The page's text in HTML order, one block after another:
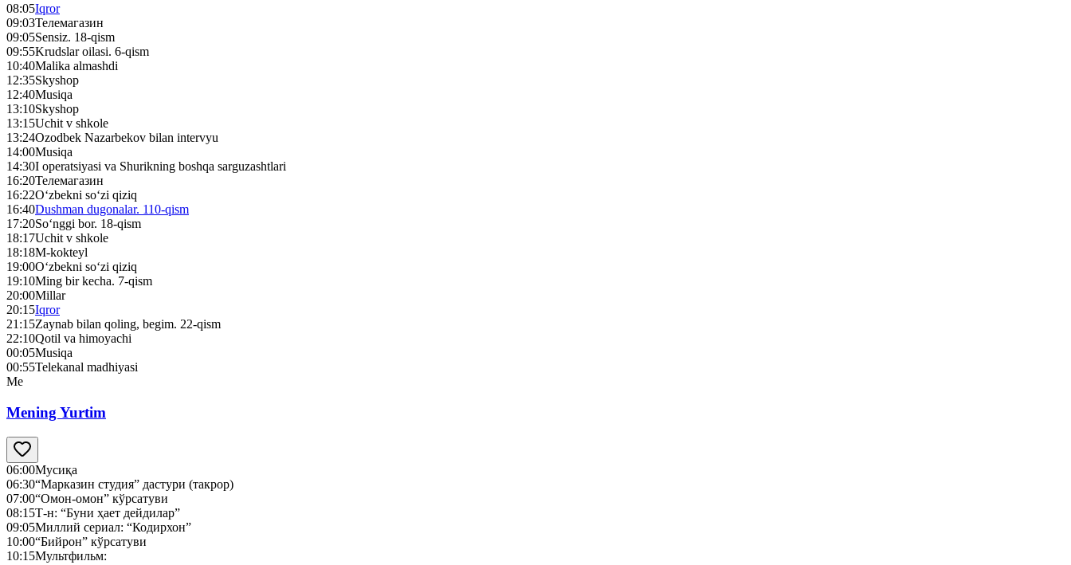
08:05Iqror
09:03Телемагазин
09:05Sensiz. 18-qism
09:55Krudslar oilasi. 6-qism
10:40Malika almashdi
12:35Skyshop
12:40Musiqa
13:10Skyshop
13:15Uchit v shkole
13:24Ozodbek Nazarbekov bilan intervyu
14:00Musiqa
14:30I operatsiyasi va Shurikning boshqa sarguzashtlari
16:20Телемагазин
16:22O‘zbekni so‘zi qiziq
16:40Dushman dugonalar. 110-qism
17:20So‘nggi bor. 18-qism
18:17Uchit v shkole
18:18M-kokteyl
19:00O‘zbekni so‘zi qiziq
19:10Ming bir kecha. 7-qism
20:00Millar
20:15Iqror
21:15Zaynab bilan qoling, begim. 22-qism
22:10Qotil va himoyachi
00:05Musiqa
00:55Telekanal madhiyasi
Me
Mening Yurtim
06:00Мусиқа
06:30“Марказин студия” дастури (такрор)
07:00“Омон-омон” кўрсатуви
08:15Т-н: “Буни ҳает дейдилар”
09:05Миллий сериал: “Кодирхон”
10:00“Бийрон” кўрсатуви
10:15Мультфильм: